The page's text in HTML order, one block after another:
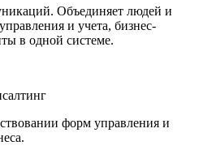
Объединяет людей и
и учета, бизнес-
в одной системе.
форм управления и